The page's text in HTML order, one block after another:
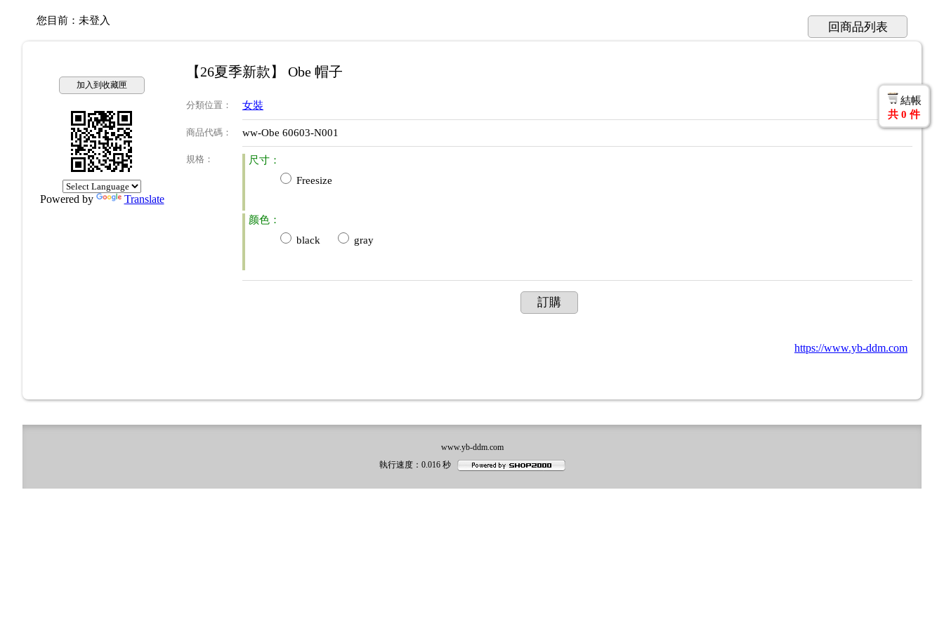
您目前： 未登入 回商品列表
加入到收藏匣
Powered by Translate
【26夏季新款】 Obe 帽子
分類位置 ： 女裝
商品代碼 ： ww-Obe 60603-N001
規格 ：
尺寸：
Freesize
颜色：
black
gray
訂購
https://www.yb-ddm.com
結帳
共 0 件
www.yb-ddm.com
執行速度：0.016 秒